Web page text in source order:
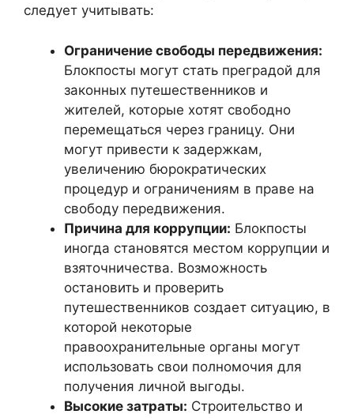
следует учитывать:
Ограничение свободы передвижения:
Блокпосты могут стать преградой для
законных путешественников и
жителей, которые хотят свободно
перемещаться через границу. Они
могут привести к задержкам,
увеличению бюрократических
процедур и ограничениям в праве на
свободу передвижения.
Причина для коррупции: Блокпосты
иногда становятся местом коррупции и
взяточничества. Возможность
остановить и проверить
путешественников создает ситуацию, в
которой некоторые
правоохранительные органы могут
использовать свои полномочия для
получения личной выгоды.
Высокие затраты: Строительство и